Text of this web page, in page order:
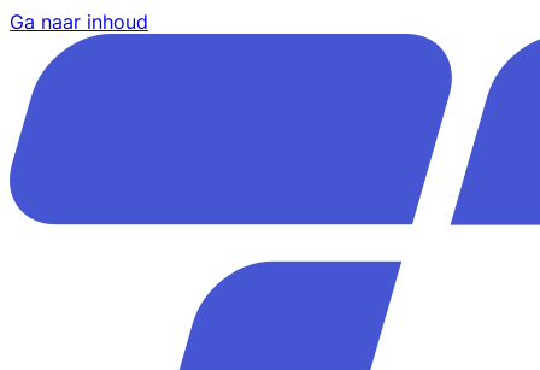
Ga naar inhoud